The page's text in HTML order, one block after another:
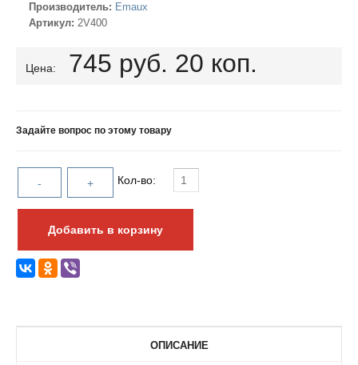
Производитель: Emaux
Артикул: 2V400
Цена: 745 руб. 20 коп.
Задайте вопрос по этому товару
Кол-во:
ОПИСАНИЕ